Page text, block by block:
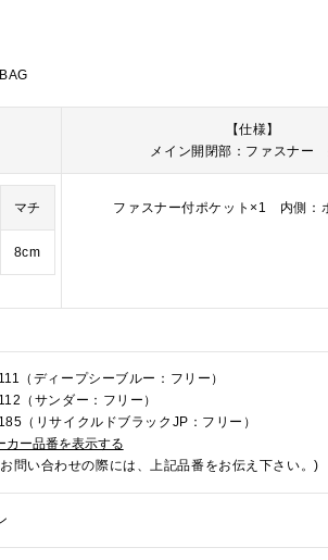
【仕様】
メイン開閉部：ファスナー
マチ
8cm
ファスナー付ポケット×1 内側：
（ディープシーブルー：フリー）
（サンダー：フリー）
（リサイクルドブラックJP：フリー）
カー品番を表示する
問い合わせの際には、上記品番をお伝え下さい。)